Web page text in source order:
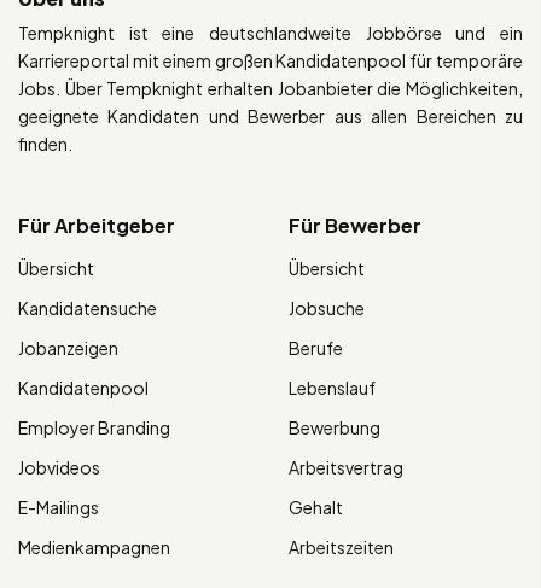
Tempknight ist eine deutschlandweite Jobbörse und ein
Karriereportal mit einem großen Kandidatenpool für temporäre
Jobs. Über Tempknight erhalten Jobanbieter die Möglichkeiten,
geeignete Kandidaten und Bewerber aus allen Bereichen zu
finden.
Für Arbeitgeber
Übersicht
Kandidatensuche
Jobanzeigen
Kandidatenpool
Employer Branding
Jobvideos
E-Mailings
Medienkampagnen
Für Bewerber
Übersicht
Jobsuche
Berufe
Lebenslauf
Bewerbung
Arbeitsvertrag
Gehalt
Arbeitszeiten